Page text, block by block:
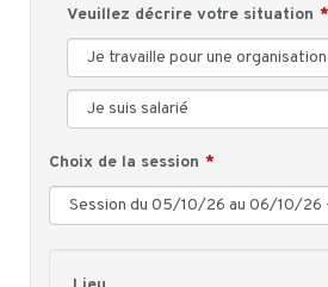
Veuillez décrire votre situation
Choix de la session